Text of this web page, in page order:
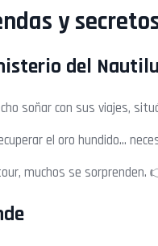
y
del
soñar con sus viajes,
el oro hundido…
muchos se sorprenden.